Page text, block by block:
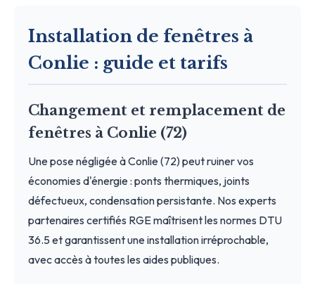
Installation de fenêtres à
Conlie : guide et tarifs
Changement et remplacement de
fenêtres à Conlie (72)
Une pose négligée à Conlie (72) peut ruiner vos
économies d'énergie : ponts thermiques, joints
défectueux, condensation persistante. Nos experts
partenaires certifiés RGE maîtrisent les normes DTU
36.5 et garantissent une installation irréprochable,
avec accès à toutes les aides publiques.